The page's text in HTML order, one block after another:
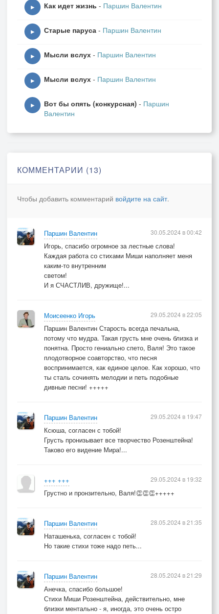
два катрена ни о чём.
И увижу - между строчек
бесполезная, как прочерк,
▶ Как идет жизнь - Паршин Валентин
▶ Старые паруса - Паршин Валентин
▶ Мысли вслух - Паршин Валентин
▶ Мысли вслух - Паршин Валентин
▶ Вот бы опять (конкурсная) - Паршин
Валентин
КОММЕНТАРИИ (13)
Чтобы добавить комментарий войдите на сайт.
Паршин Валентин
Игорь, спасибо огромное за лестные слова!
Каждая работа со стихами Миши наполняет меня
каким-то внутренним
светом!
И я СЧАСТЛИВ, дружище!...
30.05.2024 в 00:42
Моисеенко Игорь
Паршин Валентин Старость всегда печальна,
потому что мудра. Такая грусть мне очень близка и
понятна. Просто гениально спето, Валя! Это такое
плодотворное соавторство, что песня
воспринимается, как единое целое. Как хорошо, что
ты сталь сочинять мелодии и петь подобные
дивные песни! +++++
29.05.2024 в 22:05
Паршин Валентин
Ксюша, согласен с тобой!
Грусть пронизывает все творчество Розенштейна!
Таково его видение Мира!...
29.05.2024 в 19:47
+++ +++
Грустно и пронзительно, Валя!👏👏👏+++++
29.05.2024 в 19:32
Паршин Валентин
Наташенька, согласен с тобой!
Но такие стихи тоже надо петь...
28.05.2024 в 21:35
Паршин Валентин
Анечка, спасибо большое!
Стихи Миши Розенштейна, действительно, мне
близки ментально - я, иногда, это очень остро
28.05.2024 в 21:29